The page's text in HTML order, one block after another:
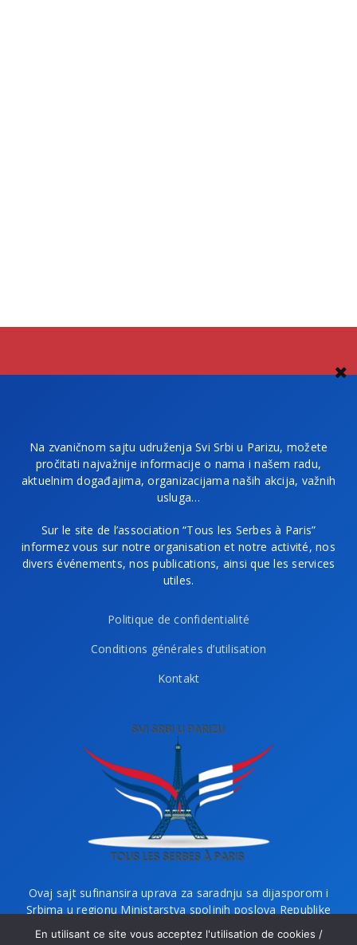
Na zvaničnom sajtu udruženja Svi Srbi u Parizu, možete
pročitati najvažnije informacije o nama i našem radu,
aktuelnim događajima, organizacijama naših akcija, važnih
usluga…
Sur le site de l’association “Tous les Serbes à Paris”
informez vous sur notre organisation et notre activité, nos
divers événements, nos publications, ainsi que les services
utiles.
Politique de confidentialité
Conditions générales d’utilisation
Kontakt
Ovaj sajt sufinansira uprava za saradnju sa dijasporom i
Srbima u regionu Ministarstva spoljnih poslova Republike
Srbije i Ministarstvo bez portfelja zaduženo za dijasporu.
En utilisant ce site vous acceptez l'utilisation de cookies /